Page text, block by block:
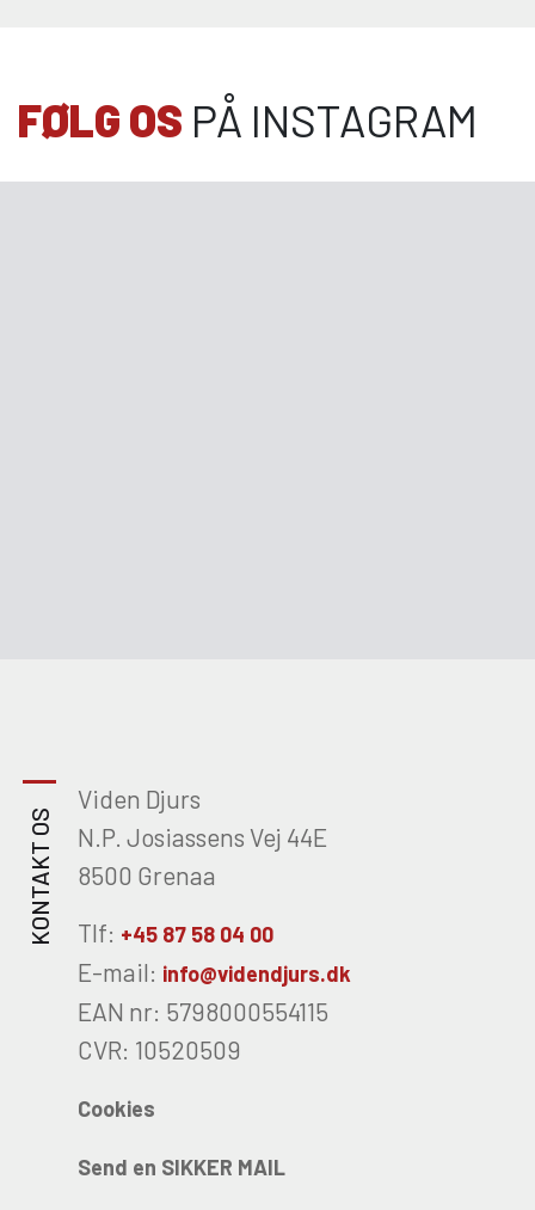
FØLG OS PÅ INSTAGRAM
KONTAKT OS
Viden Djurs
N.P. Josiassens Vej 44E
8500 Grenaa
Tlf: +45 87 58 04 00
E-mail: info@videndjurs.dk
EAN nr: 5798000554115
CVR: 10520509
Cookies
Send en SIKKER MAIL